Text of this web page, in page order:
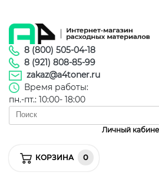
8 (800) 505-04-18
8 (921) 808-85-99
zakaz@a4toner.ru
Время работы:
пн.-пт.: 10:00- 18:00
Личный
КОРЗИНА 0